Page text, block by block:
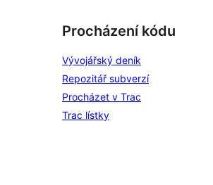
Procházení kódu
Vývojářský deník
Repozitář subverzí
Procházet v Trac
Trac lístky